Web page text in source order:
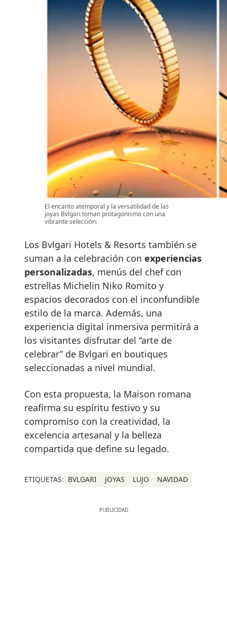
El encanto atemporal y la versatilidad de las
joyas Bvlgari toman protagonismo con una
vibrante selección.
Los Bvlgari Hotels & Resorts también se
suman a la celebración con experiencias
personalizadas, menús del chef con
estrellas Michelin Niko Romito y
espacios decorados con el inconfundible
estilo de la marca. Además, una
experiencia digital inmersiva permitirá a
los visitantes disfrutar del “arte de
celebrar” de Bvlgari en boutiques
seleccionadas a nivel mundial.
Con esta propuesta, la Maison romana
reafirma su espíritu festivo y su
compromiso con la creatividad, la
excelencia artesanal y la belleza
compartida que define su legado.
ETIQUETAS: BVLGARI JOYAS LUJO NAVIDAD